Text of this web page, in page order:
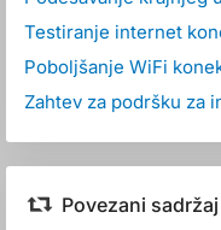
Testiranje internet
Poboljšanje WiFi
Zahtev za podršku za
Povezani sadržaj